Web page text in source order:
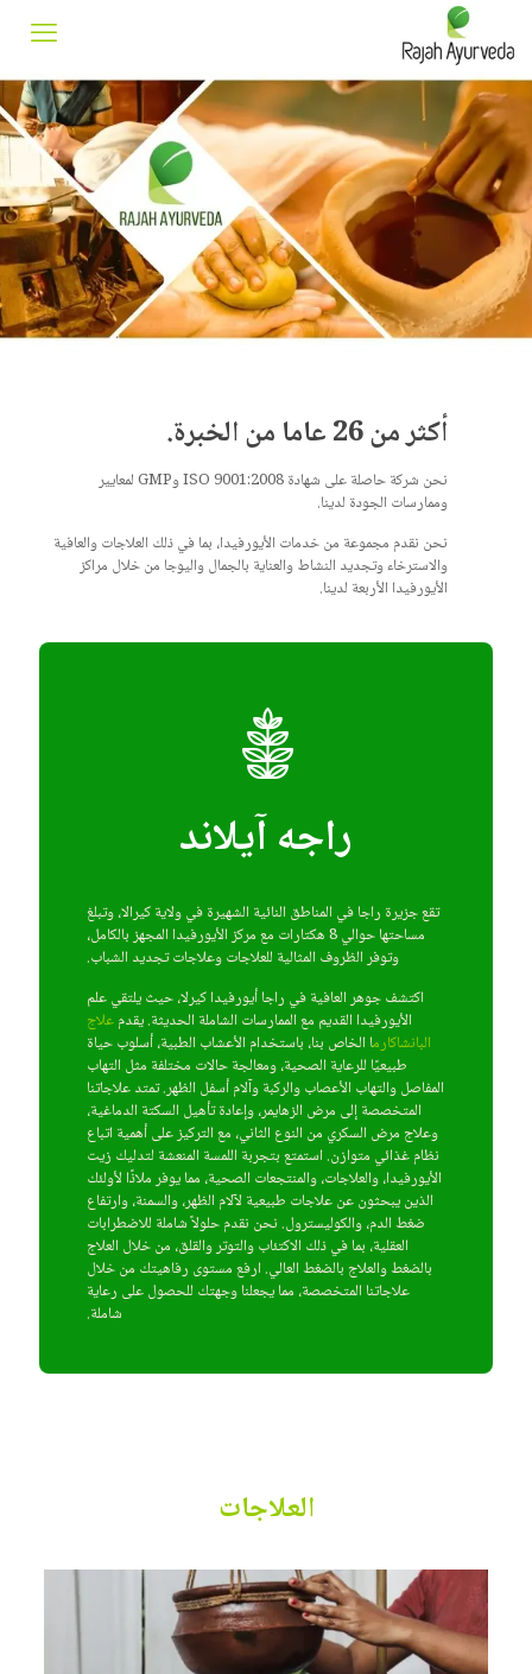
أكثر من 26 عاما من الخبرة.
نحن شركة حاصلة على شهادة ISO 9001:2008 وGMP لمعايير
وممارسات الجودة لدينا.
نحن نقدم مجموعة من خدمات الأيورفيدا، بما في ذلك العلاجات والعافية
والاسترخاء وتجديد النشاط والعناية بالجمال واليوجا من خلال مراكز
الأيورفيدا الأربعة لدينا.
راجه آيلاند
تقع جزيرة راجا في المناطق النائية الشهيرة في ولاية كيرالا، وتبلغ
مساحتها حوالي 8 هكتارات مع مركز الأيورفيدا المجهز بالكامل،
وتوفر الظروف المثالية للعلاجات وعلاجات تجديد الشباب.
اكتشف جوهر العافية في راجا أيورفيدا كيرلا، حيث يلتقي علم
الأيورفيدا القديم مع الممارسات الشاملة الحديثة. يقدمعلاج
البانشاكارما الخاص بنا، باستخدام الأعشاب الطبية، أسلوب حياة
طبيعيًا للرعاية الصحية، ومعالجة حالات مختلفة مثل التهاب
المفاصل والتهاب الأعصاب والركبة وآلام أسفل الظهر. تمتد علاجاتنا
المتخصصة إلى مرض الزهايمر، وإعادة تأهيل السكتة الدماغية،
وعلاج مرض السكري من النوع الثاني، مع التركيز على أهمية اتباع
نظام غذائي متوازن. استمتع بتجربة اللمسة المنعشة لتدليك زيت
الأيورفيدا، والعلاجات، والمنتجعات الصحية، مما يوفر ملاذًا لأولئك
الذين يبحثون عن علاجات طبيعية لآلام الظهر، والسمنة، وارتفاع
ضغط الدم، والكوليسترول. نحن نقدم حلولاً شاملة للاضطرابات
العقلية، بما في ذلك الاكتئاب والتوتر والقلق، من خلال العلاج
بالضغط والعلاج بالضغط العالي. ارفع مستوى رفاهيتك من خلال
علاجاتنا المتخصصة، مما يجعلنا وجهتك للحصول على رعاية
شاملة.
العلاجات